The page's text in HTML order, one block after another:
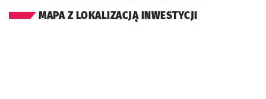
MAPA Z LOKALIZACJĄ INWESTYCJI